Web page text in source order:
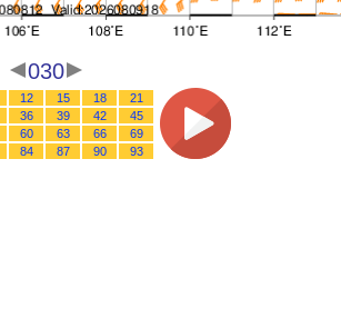
030
12 15 18
21
36 39 42
45
60 63 66
69
84 87 90 93